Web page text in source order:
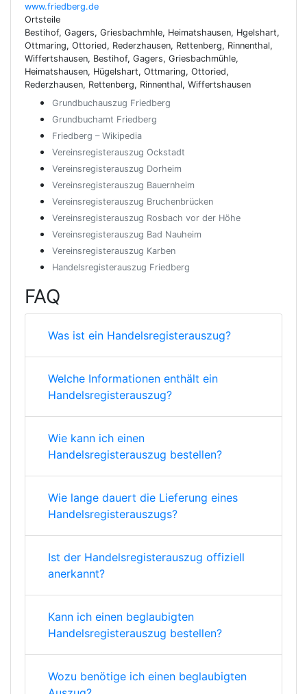
www.friedberg.de
Ortsteile
Bestihof, Gagers, Griesbachmhle, Heimatshausen, Hgelshart,
Ottmaring, Ottoried, Rederzhausen, Rettenberg, Rinnenthal,
Wiffertshausen, Bestihof, Gagers, Griesbachmühle,
Heimatshausen, Hügelshart, Ottmaring, Ottoried,
Rederzhausen, Rettenberg, Rinnenthal, Wiffertshausen
Grundbuchauszug Friedberg
Grundbuchamt Friedberg
Friedberg – Wikipedia
Vereinsregisterauszug Ockstadt
Vereinsregisterauszug Dorheim
Vereinsregisterauszug Bauernheim
Vereinsregisterauszug Bruchenbrücken
Vereinsregisterauszug Rosbach vor der Höhe
Vereinsregisterauszug Bad Nauheim
Vereinsregisterauszug Karben
Handelsregisterauszug Friedberg
FAQ
Was ist ein Handelsregisterauszug?
Welche Informationen enthält ein
Handelsregisterauszug?
Wie kann ich einen
Handelsregisterauszug bestellen?
Wie lange dauert die Lieferung eines
Handelsregisterauszugs?
Ist der Handelsregisterauszug offiziell
anerkannt?
Kann ich einen beglaubigten
Handelsregisterauszug bestellen?
Wozu benötige ich einen beglaubigten